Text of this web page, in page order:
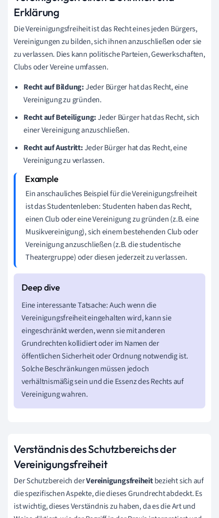
Erklärung
Die Vereinigungsfreiheit ist das Recht eines jeden Bürgers,
Vereinigungen zu bilden, sich ihnen anzuschließen oder sie
zu verlassen. Dies kann politische Parteien, Gewerkschaften,
Clubs oder Vereine umfassen.
Recht auf Bildung:Jeder Bürger hat das Recht, eine
Vereinigung zu gründen.
Recht auf Beteiligung:Jeder Bürger hat das Recht, sich
einer Vereinigung anzuschließen.
Recht auf Austritt:Jeder Bürger hat das Recht, eine
Vereinigung zu verlassen.
Ein anschauliches Beispiel für die Vereinigungsfreiheit
ist das Studentenleben: Studenten haben das Recht,
einen Club oder eine Vereinigung zu gründen (z.B. eine
Musikvereinigung), sich einem bestehenden Club oder
Vereinigung anzuschließen (z.B. die studentische
Theatergruppe) oder diesen jederzeit zu verlassen.
Eine interessante Tatsache: Auch wenn die
Vereinigungsfreiheit eingehalten wird, kann sie
eingeschränkt werden, wenn sie mit anderen
Grundrechten kollidiert oder im Namen der
öffentlichen Sicherheit oder Ordnung notwendig ist.
Solche Beschränkungen müssen jedoch
verhältnismäßig sein und die Essenz des Rechts auf
Vereinigung wahren.
Verständnis des Schutzbereichs der
Vereinigungsfreiheit
Der Schutzbereich derVereinigungsfreiheitbezieht sich auf
die spezifischen Aspekte, die dieses Grundrecht abdeckt. Es
ist wichtig, dieses Verständnis zu haben, da es die Art und